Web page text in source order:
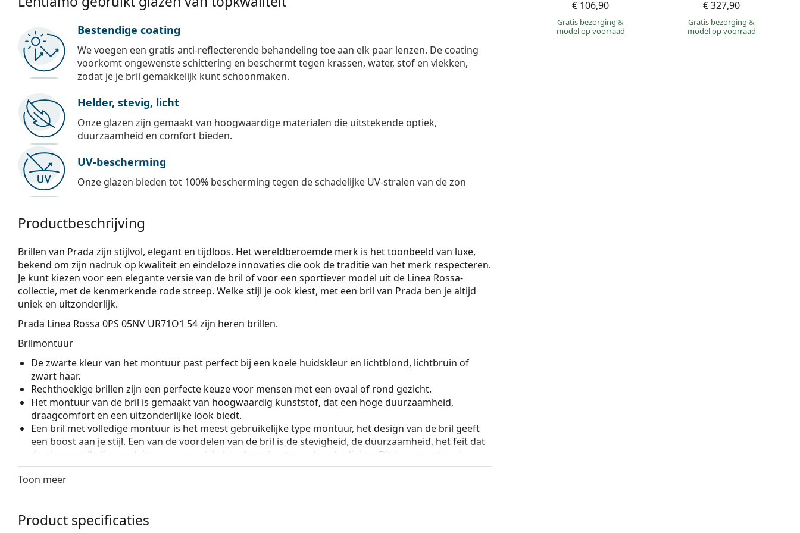
€ 106,90
Gratis bezorging&
model op voorraad
€ 327,90
Gratis bezorging&
model op voorraad
Bestendige coating
We voegen een gratis anti-reflecterende behandeling toe aan elk paar lenzen. De coating
voorkomt ongewenste schittering en beschermt tegen krassen, water, stof en vlekken,
zodat je je bril gemakkelijk kunt schoonmaken.
Helder, stevig, licht
Onze glazen zijn gemaakt van hoogwaardige materialen die uitstekende optiek,
duurzaamheid en comfort bieden.
UV-bescherming
Onze glazen bieden tot 100% bescherming tegen de schadelijke UV-stralen van de zon
Productbeschrijving
Brillen van Prada zijn stijlvol, elegant en tijdloos. Het wereldberoemde merk is het toonbeeld van luxe,
bekend om zijn nadruk op kwaliteit en eindeloze innovaties die ook de traditie van het merk respecteren.
Je kunt kiezen voor een elegante versie van de bril of voor een sportiever model uit de Linea Rossa-
collectie, met de kenmerkende rode streep. Welke stijl je ook kiest, met een bril van Prada ben je altijd
uniek en uitzonderlijk.
Prada Linea Rossa 0PS 05NV UR71O1 54zijn heren brillen.
Brilmontuur
De zwarte kleur van het montuur past perfect bij een koele huidskleur en lichtblond, lichtbruin of
zwart haar.
Rechthoekige brillen zijn een perfecte keuze voor mensen met een ovaal of rond gezicht.
Het montuur van de bril is gemaakt van hoogwaardig kunststof, dat een hoge duurzaamheid,
draagcomfort en een uitzonderlijke look biedt.
Een bril met volledige montuur is het meest gebruikelijke type montuur, het design van de bril geeft
een boost aan je stijl. Een van de voordelen van de bril is de stevigheid, de duurzaamheid, het feit dat
de glazen volledig omsluiten, en vooral de bescherming tegen beschadiging. Dit type montuur is
geschikt voor alle glazen, ook voor glazen met een hogere optische sterkte.
Accessoires
Het meegeleverde doekje is ideaal voor het reinigen en verzorgen van zonnebrillen. Sommige
Toon meer
Product specificaties